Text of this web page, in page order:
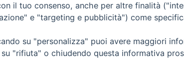
il tuo consenso, anche per altre finalità
e "targeting e pubblicità") come
su "personalizza" puoi avere maggiori
"rifiuta" o chiudendo questa informativa